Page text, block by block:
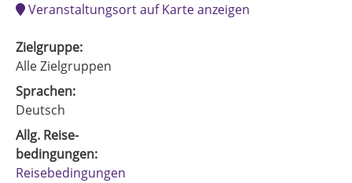
Veranstaltungsort auf Karte anzeigen
Zielgruppe:
Alle Zielgruppen
Sprachen:
Deutsch
Allg. Reise-
bedingungen:
Reisebedingungen